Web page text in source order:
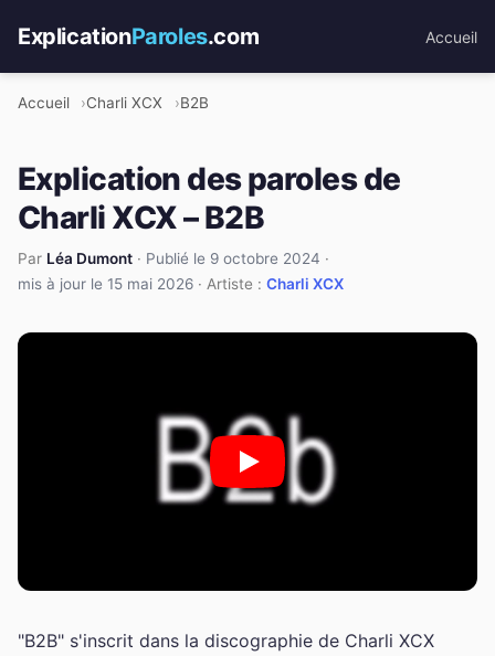
ExplicationParoles.com Accueil
Accueil Charli XCX B2B
Explication des paroles de
Charli XCX – B2B
Par Léa Dumont · Publié le 9 octobre 2024 ·
mis à jour le 15 mai 2026 · Artiste : Charli XCX
"B2B" s'inscrit dans la discographie de Charli XCX